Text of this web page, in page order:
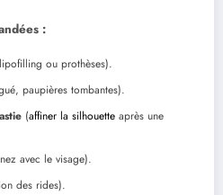
:
ou prothèses).
paupières tombantes).
(affiner la silhouette après une
avec le visage).
des rides).